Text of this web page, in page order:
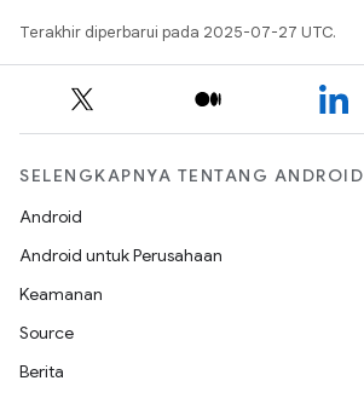
Terakhir diperbarui pada 2025-07-27 UTC.
SELENGKAPNYA TENTANG ANDROID
Android
Android untuk Perusahaan
Keamanan
Source
Berita